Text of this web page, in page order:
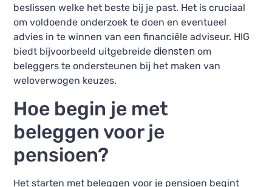
beslissen welke het beste bij je past. Het is cruciaal
om voldoende onderzoek te doen en eventueel
advies in te winnen van een financiële adviseur. HIG
biedt bijvoorbeeld uitgebreidediensten om
beleggers te ondersteunen bij het maken van
weloverwogen keuzes.
Hoe begin je met
beleggen voor je
pensioen?
Het starten met beleggen voor je pensioen begint